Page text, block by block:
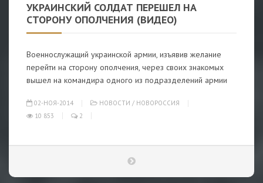
УКРАИНСКИЙ СОЛДАТ ПЕРЕШЕЛ НА
СТОРОНУ ОПОЛЧЕНИЯ (ВИДЕО)
Военнослужащий украинской армии, изъявив желание
перейти на сторону ополчения, через своих знакомых
вышел на командира одного из подразделений армии
02-НОЯ-2014 НОВОСТИ / НОВОРОССИЯ
10 853
2